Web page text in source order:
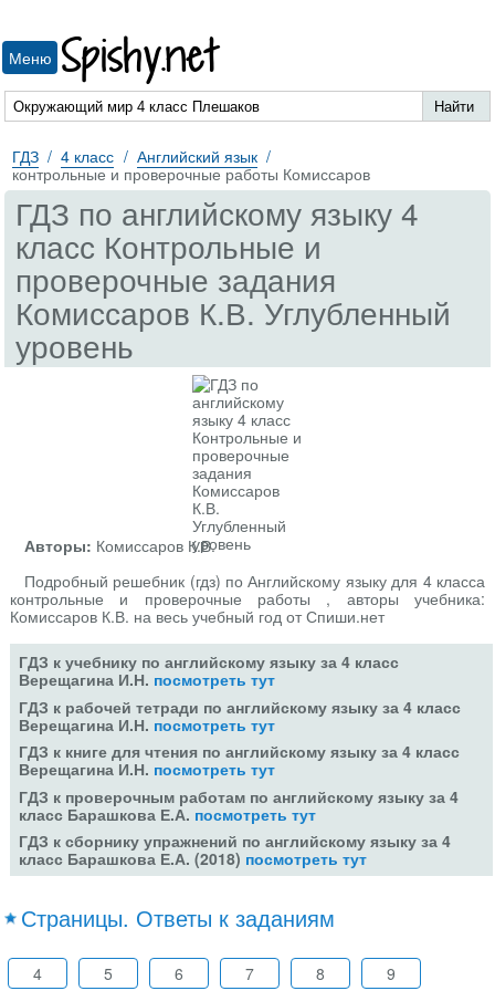
Меню Spishy.net
ГДЗ 4 класс
Английский язык
контрольные и проверочные работы Комиссаров
ГДЗ по английскому языку 4
класс Контрольные и
проверочные задания
Комиссаров К.В. Углубленный
уровень
Авторы: Комиссаров К.В.
Подробный решебник (гдз) по Английскому языку для 4 класса
контрольные и проверочные работы , авторы учебника:
Комиссаров К.В. на весь учебный год от Спиши.нет
ГДЗ к учебнику по английскому языку за 4 класс
Верещагина И.Н. посмотреть тут
ГДЗ к рабочей тетради по английскому языку за 4 класс
Верещагина И.Н. посмотреть тут
ГДЗ к книге для чтения по английскому языку за 4 класс
Верещагина И.Н. посмотреть тут
ГДЗ к проверочным работам по английскому языку за 4
класс Барашкова Е.А. посмотреть тут
ГДЗ к сборнику упражнений по английскому языку за 4
класс Барашкова Е.А. (2018) посмотреть тут
Страницы. Ответы к заданиям
4 5 6 7 8 9